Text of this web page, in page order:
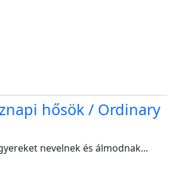
window
hősök / Ordinary
nevelnek és álmodnak...